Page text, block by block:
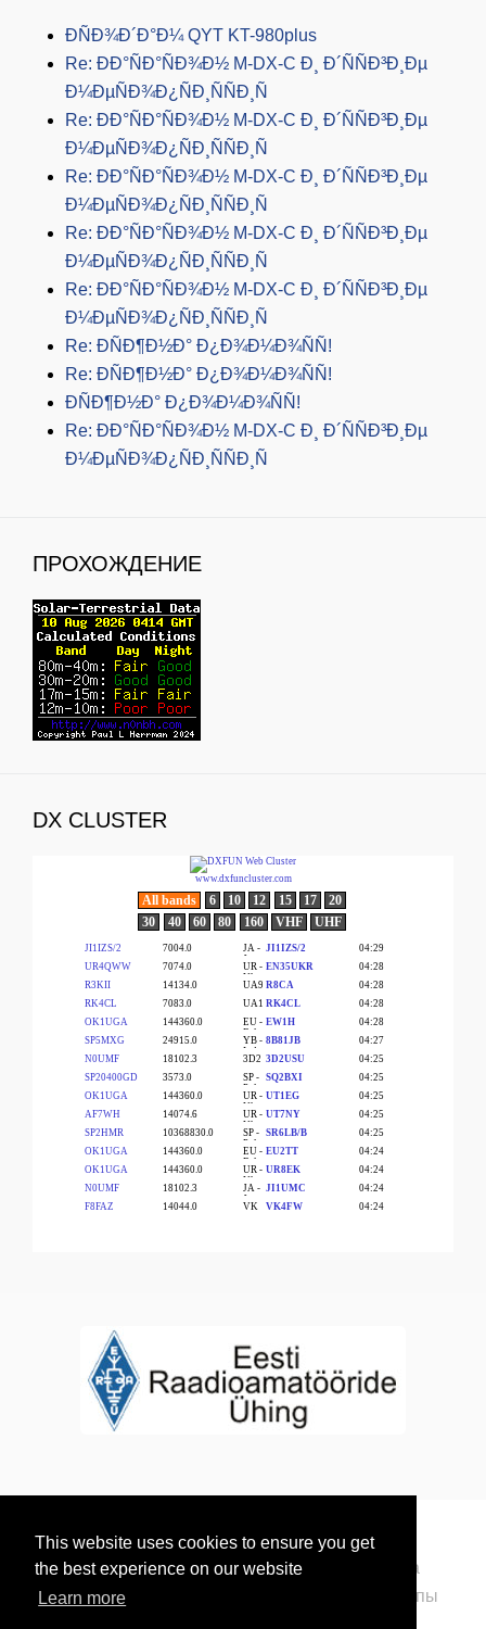
This website uses cookies to ensure you get
the best experience on our website
Learn more
ÐÑÐ¾Ð´Ð°Ð¼ QYT KT-980plus
Re: ÐÐ°ÑÐ°ÑÐ¾Ð½ M-DX-C Ð¸ Ð´ÑÑÐ³Ð¸Ðµ
Ð¼ÐµÑÐ¾Ð¿ÑÐ¸ÑÑÐ¸Ñ
Re: ÐÐ°ÑÐ°ÑÐ¾Ð½ M-DX-C Ð¸ Ð´ÑÑÐ³Ð¸Ðµ
Ð¼ÐµÑÐ¾Ð¿ÑÐ¸ÑÑÐ¸Ñ
Re: ÐÐ°ÑÐ°ÑÐ¾Ð½ M-DX-C Ð¸ Ð´ÑÑÐ³Ð¸Ðµ
Ð¼ÐµÑÐ¾Ð¿ÑÐ¸ÑÑÐ¸Ñ
Re: ÐÐ°ÑÐ°ÑÐ¾Ð½ M-DX-C Ð¸ Ð´ÑÑÐ³Ð¸Ðµ
Ð¼ÐµÑÐ¾Ð¿ÑÐ¸ÑÑÐ¸Ñ
Re: ÐÐ°ÑÐ°ÑÐ¾Ð½ M-DX-C Ð¸ Ð´ÑÑÐ³Ð¸Ðµ
Ð¼ÐµÑÐ¾Ð¿ÑÐ¸ÑÑÐ¸Ñ
Re: ÐÑÐ¶Ð½Ð° Ð¿Ð¾Ð¼Ð¾ÑÑ!
Re: ÐÑÐ¶Ð½Ð° Ð¿Ð¾Ð¼Ð¾ÑÑ!
ÐÑÐ¶Ð½Ð° Ð¿Ð¾Ð¼Ð¾ÑÑ!
Re: ÐÐ°ÑÐ°ÑÐ¾Ð½ M-DX-C Ð¸ Ð´ÑÑÐ³Ð¸Ðµ
Ð¼ÐµÑÐ¾Ð¿ÑÐ¸ÑÑÐ¸Ñ
ПРОХОЖДЕНИЕ
DX CLUSTER
© 2026 Радиолюбители Эстонии. Все права
защищены. Представленные на сайте логотипы